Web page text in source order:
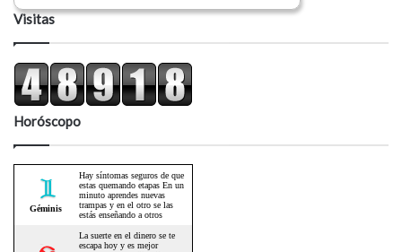
Visitas
Horóscopo